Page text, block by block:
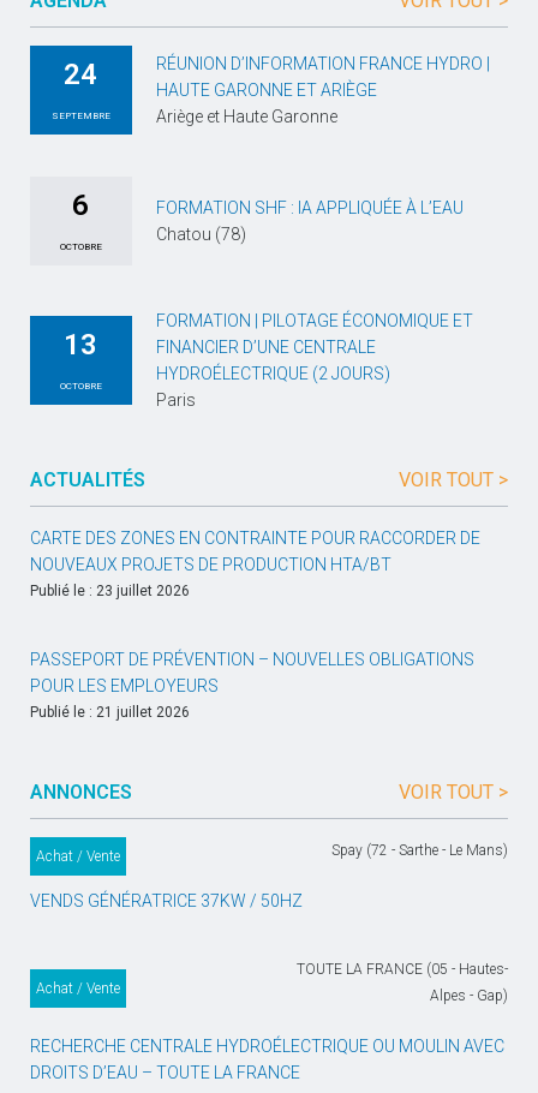
24
SEPTEMBRE
RÉUNION D’INFORMATION FRANCE HYDRO |
HAUTE GARONNE ET ARIÈGE
Ariège et Haute Garonne
6
OCTOBRE
FORMATION SHF : IA APPLIQUÉE À L’EAU
Chatou (78)
13
OCTOBRE
FORMATION | PILOTAGE ÉCONOMIQUE ET
FINANCIER D’UNE CENTRALE
HYDROÉLECTRIQUE (2 JOURS)
Paris
ACTUALITÉS VOIR TOUT >
CARTE DES ZONES EN CONTRAINTE POUR RACCORDER DE
NOUVEAUX PROJETS DE PRODUCTION HTA/BT
Publié le : 23 juillet 2026
PASSEPORT DE PRÉVENTION – NOUVELLES OBLIGATIONS
POUR LES EMPLOYEURS
Publié le : 21 juillet 2026
ANNONCES VOIR TOUT >
Achat / Vente Spay (72 - Sarthe - Le Mans)
VENDS GÉNÉRATRICE 37KW / 50HZ
Achat / Vente
TOUTE LA FRANCE (05 - Hautes-
Alpes - Gap)
RECHERCHE CENTRALE HYDROÉLECTRIQUE OU MOULIN AVEC
DROITS D’EAU – TOUTE LA FRANCE